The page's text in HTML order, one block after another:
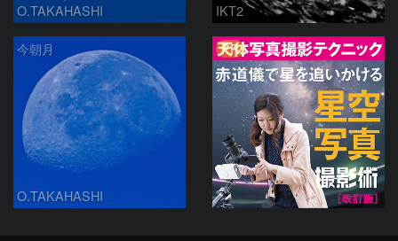
O.TAKAHASHI IKT2
今朝月
O.TAKAHASHI
PR